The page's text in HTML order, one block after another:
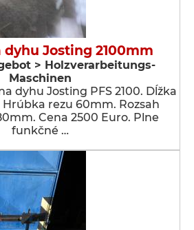
dyhu Josting 2100mm
> Holzverarbeitungs-
Maschinen
dyhu Josting PFS 2100. Dĺžka
Hrúbka rezu 60mm. Rozsah
Cena 2500 Euro. Plne
funkčné …